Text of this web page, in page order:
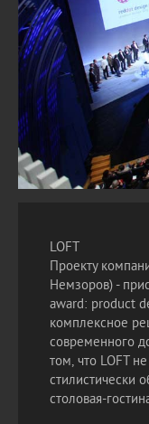
LOFT
Проекту
Немзоров) -
award: product
комплексное
современного
том, что LOFT
стилистически
столовая-